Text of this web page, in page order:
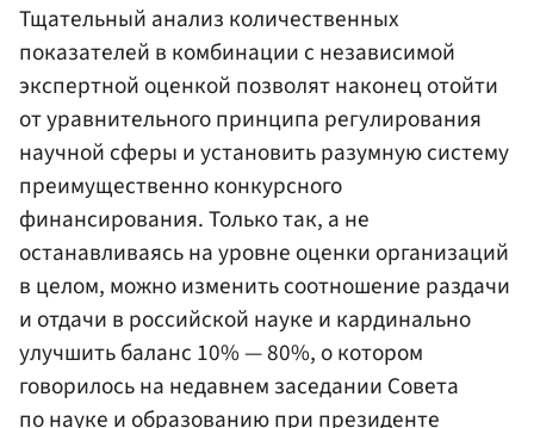
Тщательный анализ количественных
показателей в комбинации с независимой
экспертной оценкой позволят наконец отойти
от уравнительного принципа регулирования
научной сферы и установить разумную систему
преимущественно конкурсного
финансирования. Только так, а не
останавливаясь на уровне оценки организаций
в целом, можно изменить соотношение раздачи
и отдачи в российской науке и кардинально
улучшить баланс 10% — 80%, о котором
говорилось на недавнем заседании Совета
по науке и образованию при президенте